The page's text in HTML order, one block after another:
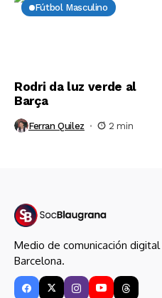
Fútbol Masculino
Rodri da luz verde al
Barça
Ferran Quilez 2 min
Medio de comunicación digital
Barcelona.